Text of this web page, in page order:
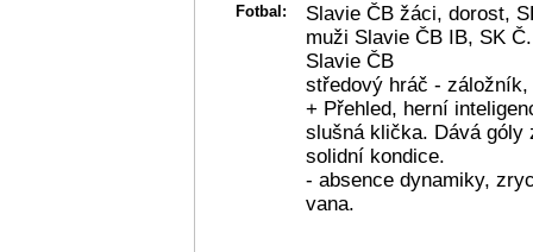
Fotbal:
Slavie ČB žáci, dorost,
muži Slavie ČB IB, SK
Slavie ČB
středový hráč - záložník,
+ Přehled, herní
slušná klička. Dává góly
solidní kondice.
- absence dynamiky,
vana.